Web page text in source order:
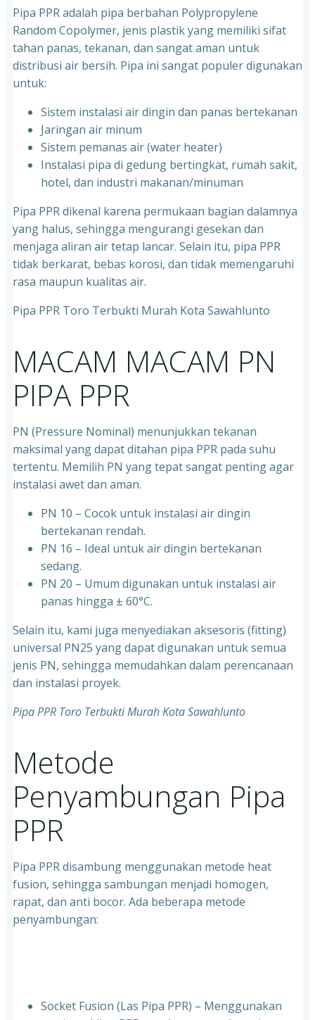
Pipa PPR adalah pipa berbahan Polypropylene
Random Copolymer, jenis plastik yang memiliki sifat
tahan panas, tekanan, dan sangat aman untuk
distribusi air bersih. Pipa ini sangat populer digunakan
untuk:
Sistem instalasi air dingin dan panas bertekanan
⁠Jaringan air minum
⁠Sistem pemanas air (water heater)
⁠Instalasi pipa di gedung bertingkat, rumah sakit,
hotel, dan industri makanan/minuman
Pipa PPR dikenal karena permukaan bagian dalamnya
yang halus, sehingga mengurangi gesekan dan
menjaga aliran air tetap lancar. Selain itu, pipa PPR
tidak berkarat, bebas korosi, dan tidak memengaruhi
rasa maupun kualitas air.
Pipa PPR Toro Terbukti Murah Kota Sawahlunto
MACAM MACAM PN
PIPA PPR
PN (Pressure Nominal) menunjukkan tekanan
maksimal yang dapat ditahan pipa PPR pada suhu
tertentu. Memilih PN yang tepat sangat penting agar
instalasi awet dan aman.
PN 10 – Cocok untuk instalasi air dingin
bertekanan rendah.
⁠PN 16 – Ideal untuk air dingin bertekanan
sedang.
⁠PN 20 – Umum digunakan untuk instalasi air
panas hingga ± 60°C.
Selain itu, kami juga menyediakan aksesoris (fitting)
universal PN25 yang dapat digunakan untuk semua
jenis PN, sehingga memudahkan dalam perencanaan
dan instalasi proyek.
Pipa PPR Toro Terbukti Murah Kota Sawahlunto
Metode
Penyambungan Pipa
PPR
Pipa PPR disambung menggunakan metode heat
fusion, sehingga sambungan menjadi homogen,
rapat, dan anti bocor. Ada beberapa metode
penyambungan:
Socket Fusion (Las Pipa PPR) – Menggunakan